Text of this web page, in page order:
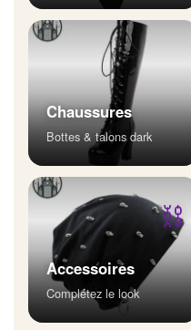
Chaussures
Bottes & talons dark
⛓
Accessoires
Complétez le look